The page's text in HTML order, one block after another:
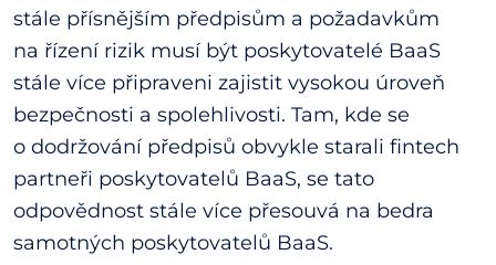
stále přísnějším předpisům a požadavkům
na řízení rizik musí být poskytovatelé BaaS
stále více připraveni zajistit vysokou úroveň
bezpečnosti a spolehlivosti. Tam, kde se
o dodržování předpisů obvykle starali fintech
partneři poskytovatelů BaaS, se tato
odpovědnost stále více přesouvá na bedra
samotných poskytovatelů BaaS.